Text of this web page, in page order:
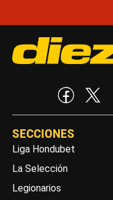
SECCIONES
Liga Hondubet
La Selección
Legionarios